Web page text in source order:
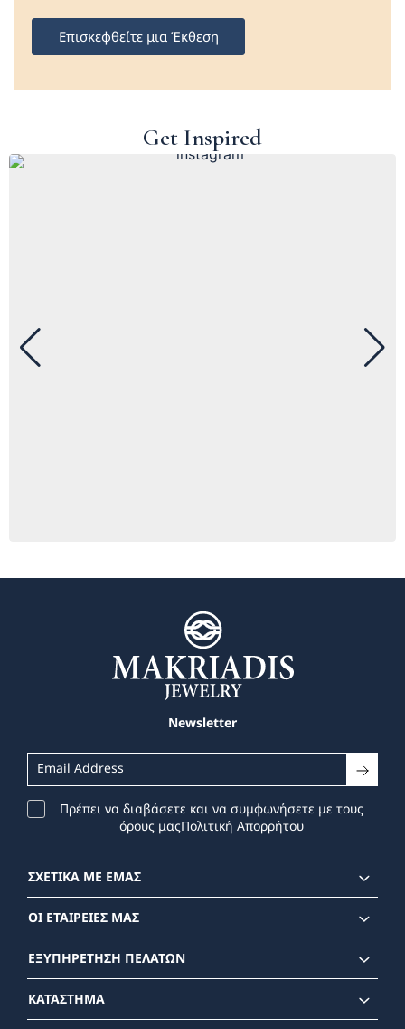
Επισκεφθείτε μια Έκθεση
Get Inspired
Newsletter
Πρέπει να διαβάσετε και να συμφωνήσετε με τους
όρους μαςΠολιτική Απορρήτου
ΣΧΕΤΙΚΑ ΜΕ ΕΜΑΣ
ΟΙ ΕΤΑΙΡΕΙΕΣ ΜΑΣ
ΕΞΥΠΗΡΕΤΗΣΗ ΠΕΛΑΤΩΝ
ΚΑΤΑΣΤΗΜΑ